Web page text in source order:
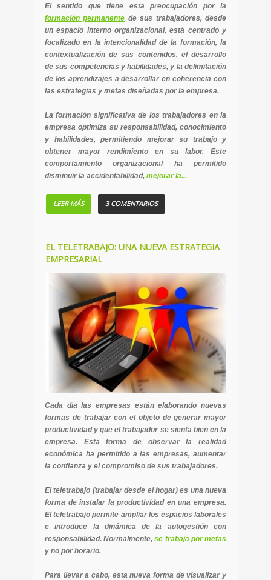
El sentido que tiene esta preocupación por la
formación permanente de sus trabajadores, desde
un espacio interno organizacional, está centrado y
focalizado en la intencionalidad de la formación, la
contextualización de sus contenidos, el desarrollo
de sus competencias y habilidades, y la delimitación
de los aprendizajes a desarrollar en coherencia con
las estrategias y metas diseñadas por la empresa.
La formación significativa de los trabajadores en la
empresa optimiza su responsabilidad, conocimiento
y habilidades, permitiendo mejorar su trabajo y
obtener mayor rendimiento en su labor. Este
comportamiento organizacional ha permitido
disminuir la accidentabilidad, mejorar la...
LEER MÁS 3 COMENTARIOS
EL TELETRABAJO: UNA NUEVA ESTRATEGIA
EMPRESARIAL
Cada día las empresas están elaborando nuevas
formas de trabajar con el objeto de generar mayor
productividad y que el trabajador se sienta bien en la
empresa. Esta forma de observar la realidad
económica ha permitido a las empresas, aumentar
la confianza y el compromiso de sus trabajadores.
El teletrabajo (trabajar desde el hogar) es una nueva
forma de instalar la productividad en una empresa.
El teletrabajo permite ampliar los espacios laborales
e introduce la dinámica de la autogestión con
responsabilidad. Normalmente,se trabaja por metas
y no por horario.
Para llevar a cabo, esta nueva forma de visualizar y